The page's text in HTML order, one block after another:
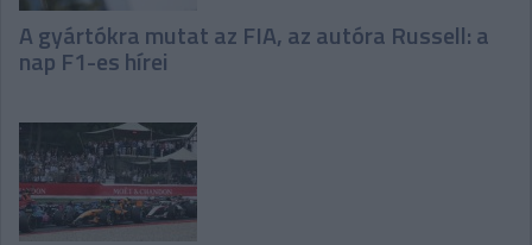
A gyártókra mutat az FIA, az autóra Russell: a
nap F1-es hírei